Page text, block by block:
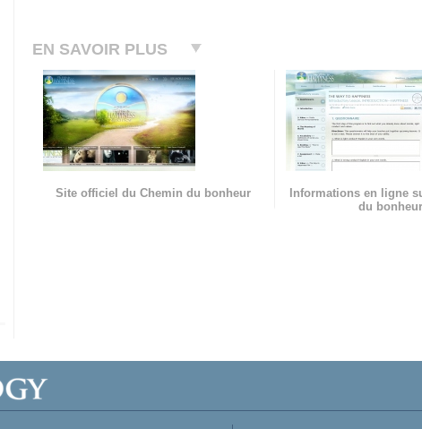
EN SAVOIR PLUS
Site officiel du Chemin du bonheur
Informations en ligne
du